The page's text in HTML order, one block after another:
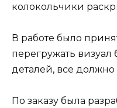
колокольчики
В работе было
перегружать
деталей, все
По заказу была